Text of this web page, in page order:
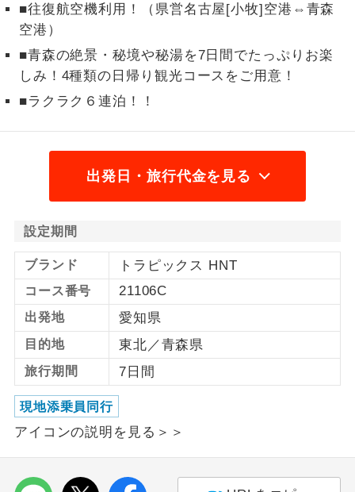
■往復航空機利用！（県営名古屋[小牧]空港⇔青森
空港）
■青森の絶景・秘境や秘湯を7日間でたっぷりお楽
しみ！4種類の日帰り観光コースをご用意！
■ラクラク６連泊！！
出発日・旅行代金を見る
設定期間
ブランド トラピックス HNT
コース番号 21106C
出発地 愛知県
目的地 東北／青森県
旅行期間 7日間
現地添乗員同行
アイコンの説明を見る＞＞
だけます。
ホン
をじっくり聞くことができます。
1名様催行
1名様から出発可能な個人型プランで
2名様催行
おひとり様参
おひとり様限定でご参加いただけるコー
1名様1室同代
金
1名様1室利用でも追加料金がかからない
コースです。
ご夫婦限定
ご夫婦限定でご参加いただけるコースで
す。
女性限定
女性限定でご参加いただけるコースで
す。
年齢制限あり
です。
利用航空会社が指定なので、ご出発の計
画にとても便利です。